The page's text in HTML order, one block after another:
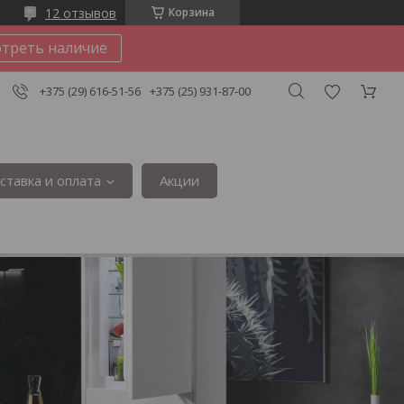
Корзина
12 отзывов
наличие
+375 (29) 616-51-56 +375 (25) 931-87-00
и оплата Акции